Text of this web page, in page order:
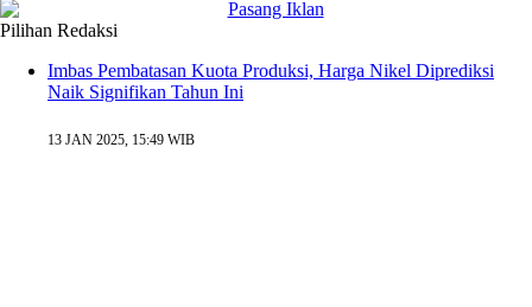
Pilihan Redaksi
Imbas Pembatasan Kuota Produksi, Harga Nikel Diprediksi
Naik Signifikan Tahun Ini
13 JAN 2025, 15:49 WIB